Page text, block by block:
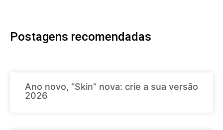
Postagens recomendadas
Ano novo, “Skin” nova: crie a sua versão
2026